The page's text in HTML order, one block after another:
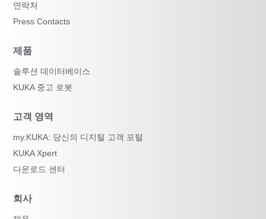
연락처
Press Contacts
제품
솔루션 데이터베이스
KUKA 중고 로봇
고객 영역
my.KUKA: 당신의 디지털 고객 포털
KUKA Xpert
다운로드 센터
회사